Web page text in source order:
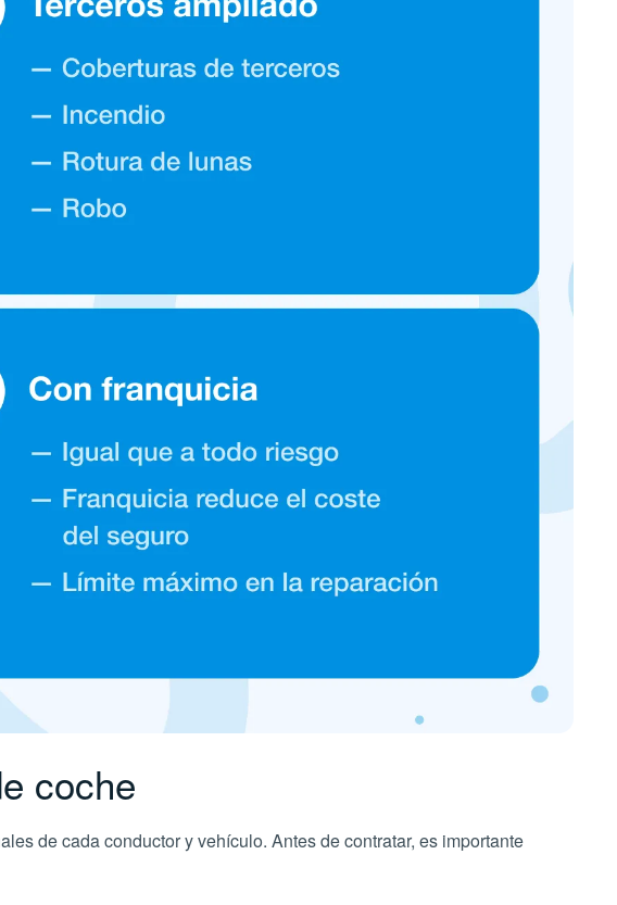
coche
de cada conductor y vehículo. Antes de contratar, es importante